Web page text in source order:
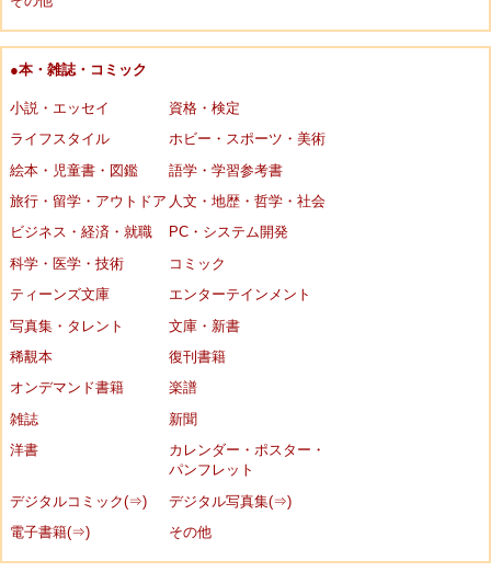
●本・雑誌・コミック
小説・エッセイ
資格・検定
ライフスタイル
ホビー・スポーツ・美術
絵本・児童書・図鑑
語学・学習参考書
旅行・留学・アウトドア 人文・地歴・哲学・社会
ビジネス・経済・就職
PC・システム開発
科学・医学・技術
コミック
ティーンズ文庫
エンターテインメント
写真集・タレント
文庫・新書
稀覯本
復刊書籍
オンデマンド書籍
楽譜
雑誌
新聞
洋書
カレンダー・ポスター・
パンフレット
デジタルコミック(⇒)
デジタル写真集(⇒)
電子書籍(⇒)
その他